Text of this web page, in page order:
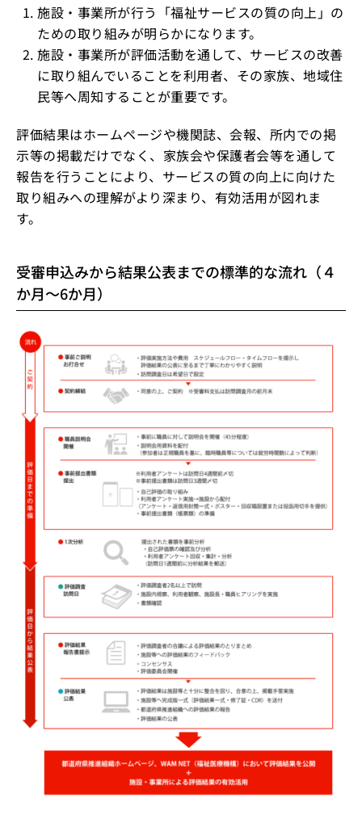
施設・事業所が行う「福祉サービスの質の向上」の
ための取り組みが明らかになります。
施設・事業所が評価活動を通して、サービスの改善
に取り組んでいることを利用者、その家族、地域住
民等へ周知することが重要です。
評価結果はホームページや機関誌、会報、所内での掲
示等の掲載だけでなく、家族会や保護者会等を通して
報告を行うことにより、サービスの質の向上に向けた
取り組みへの理解がより深まり、有効活用が図れま
す。
受審申込みから結果公表までの標準的な流れ（４
か月～6か月）